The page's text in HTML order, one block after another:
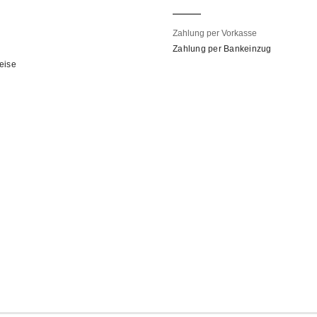
Zahlung per Vorkasse
Zahlung per Bankeinzug